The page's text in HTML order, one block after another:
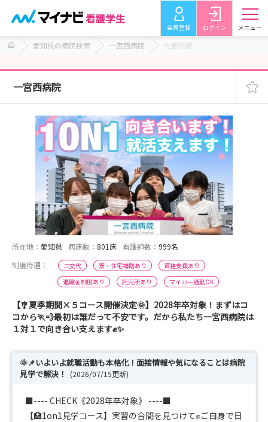
会員登録 ログイン メニュー
愛知県の病院検索 一宮西病院 先輩詳細
一宮西病院
所在地： 愛知県 病床数： 801床 看護師数： 999名
制度待遇：
二交代 寮・住宅補助あり
資格支援あり
退職金制度あり
託児所あり マイカー通勤OK
【🎐夏季期間×５コース開催決定🌞】2028年卒対象！まずはコ
コから🏃💨最初は誰だって不安です。だから私たち一宮西病院は
１対１で向き合い支えます✊✨
🌞📌いよいよ就職活動も本格化！面接情報や気になることは病院
見学で解決！
(2026/07/15更新)
■---- CHECK《2028年卒対象》 ----■
【🏥1on1見学コース】実習の合間を見つけて✊ご自身で日